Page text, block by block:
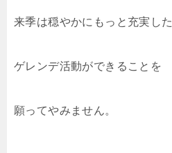
来季は穏やかにもっと充実した
ゲレンデ活動ができることを
願ってやみません。